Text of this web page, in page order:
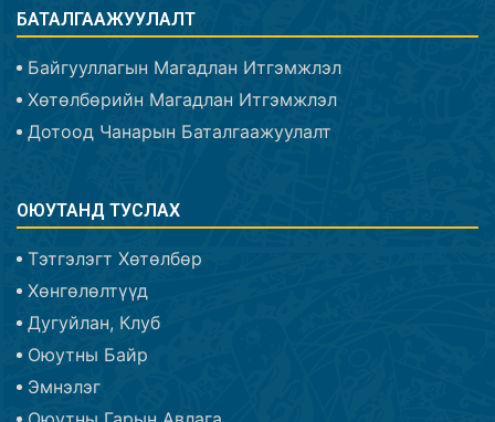
БАТАЛГААЖУУЛАЛТ
Байгууллагын Магадлан Итгэмжлэл
Хөтөлбөрийн Магадлан Итгэмжлэл
Дотоод Чанарын Баталгаажуулалт
ОЮУТАНД ТУСЛАХ
Тэтгэлэгт Хөтөлбөр
Хөнгөлөлтүүд
Дугуйлан, Клуб
Оюутны Байр
Эмнэлэг